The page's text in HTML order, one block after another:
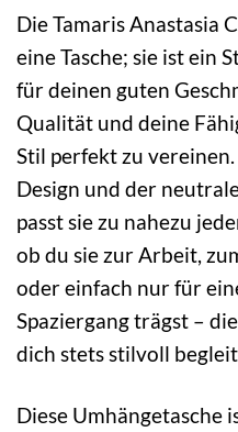
Die Tamaris Anastasia
eine Tasche; sie ist ein
für deinen guten
Qualität und deine
Stil perfekt zu
Design und der
passt sie zu nahezu
ob du sie zur Arbeit,
oder einfach nur für
Spaziergang trägst –
dich stets stilvoll
Diese Umhängetasche